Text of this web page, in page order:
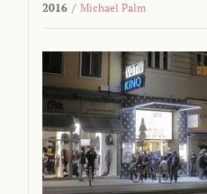
2016 / Michael Palm